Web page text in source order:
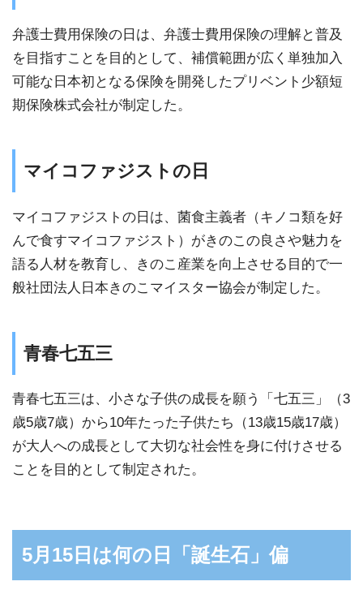
弁護士費用保険の日は、弁護士費用保険の理解と普及
を目指すことを目的として、補償範囲が広く単独加入
可能な日本初となる保険を開発したプリベント少額短
期保険株式会社が制定した。
マイコファジストの日
マイコファジストの日は、菌食主義者（キノコ類を好
んで食すマイコファジスト）がきのこの良さや魅力を
語る人材を教育し、きのこ産業を向上させる目的で一
般社団法人日本きのこマイスター協会が制定した。
青春七五三
青春七五三は、小さな子供の成長を願う「七五三」（3
歳5歳7歳）から10年たった子供たち（13歳15歳17歳）
が大人への成長として大切な社会性を身に付けさせる
ことを目的として制定された。
5月15日は何の日「誕生石」偏